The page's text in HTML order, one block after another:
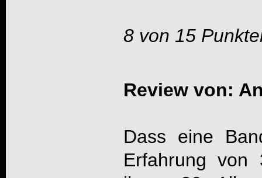
8 von 15
Review von:
Dass eine
Erfahrung